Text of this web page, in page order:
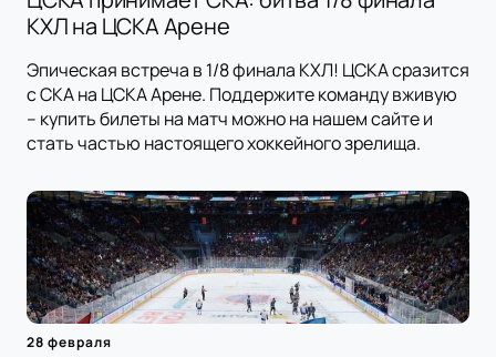
КХЛ на ЦСКА Арене
Эпическая встреча в 1/8 финала КХЛ! ЦСКА сразится
с СКА на ЦСКА Арене. Поддержите команду вживую
– купить билеты на матч можно на нашем сайте и
стать частью настоящего хоккейного зрелища.
28 февраля